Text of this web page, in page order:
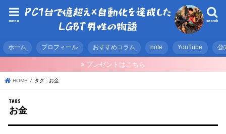
search
menu
ホーム プロフィール おすすめコラム note YouTube 公
プレゼントはこちら
HOME タグ : お金
お金